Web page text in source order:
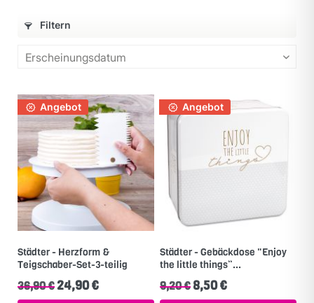
Filtern
Angebot
Städter - Herzform &
Teigschaber-Set-3-teilig
36,90 €24,90 €
Angebot
Städter - Gebäckdose "Enjoy
the little things“...
9,20 €8,50 €